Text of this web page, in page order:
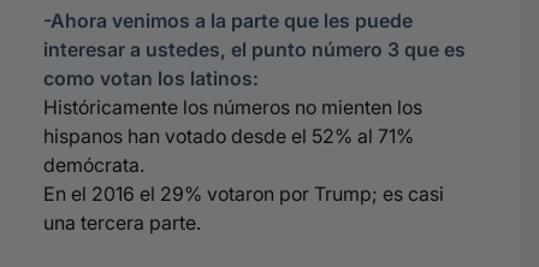
-Ahora venimos a la parte que les puede
interesar a ustedes, el punto número 3 que es
como votan los latinos:
Históricamente los números no mienten los
hispanos han votado desde el 52% al 71%
demócrata.
En el 2016 el 29% votaron por Trump; es casi
una tercera parte.